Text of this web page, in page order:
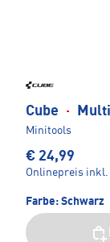
Cube ·
Minitools
€ 24,99
Onlinepreis inkl.
Farbe: Schwarz